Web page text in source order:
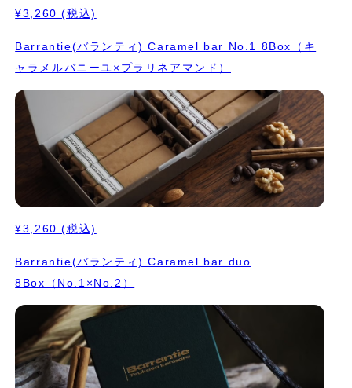
¥3,260 (税込)
Barrantie(バランティ) Caramel bar No.1 8Box（キ
ャラメルバニーユ×プラリネアマンド）
¥3,260 (税込)
Barrantie(バランティ) Caramel bar duo
8Box（No.1×No.2）